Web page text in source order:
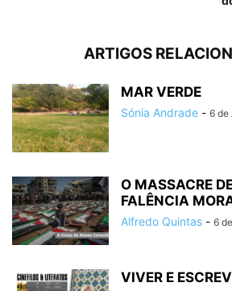
ARTIGOS
MAR VERDE
Sónia Andrade - 6 de
O MASSACRE
FALÊNCIA
Alfredo Quintas - 6
VIVER E